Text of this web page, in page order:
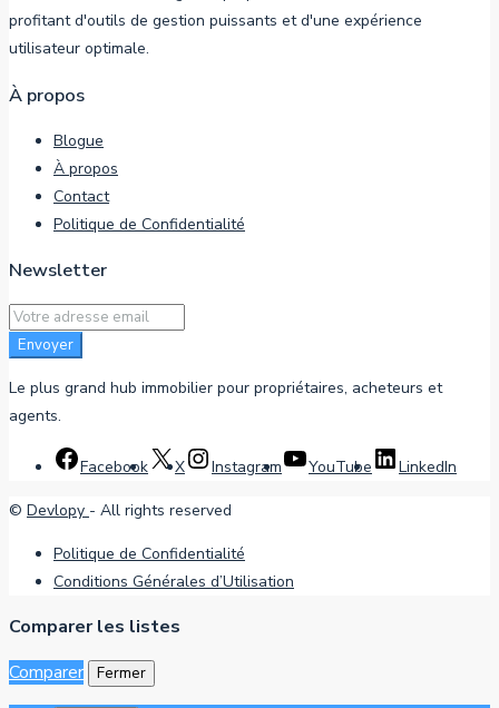
profitant d'outils de gestion puissants et d'une expérience
utilisateur optimale.
À propos
Blogue
À propos
Contact
Politique de Confidentialité
Newsletter
Envoyer
Le plus grand hub immobilier pour propriétaires, acheteurs et
agents.
Facebook X Instagram YouTube LinkedIn
© Devlopy - All rights reserved
Politique de Confidentialité
Conditions Générales d’Utilisation
Comparer les listes
Comparer
Fermer